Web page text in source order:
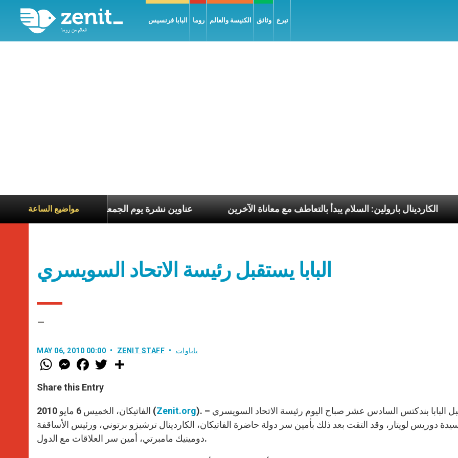
البابا فرنسيس روما الكنيسة والعالم وثائق تبرع
مواضيع الساعةعناوين نشرة يوم الجمعة 7 آب 2026: السلام يُبنى بصبر يومًا بعد يوم الكاردينال بارولين: السلام يبدأ بالتعاطف مع معاناة الآخرين
البابا يستقبل رئيسة الاتحاد السويسري
–
MAY 06, 2010 00:00 ZENIT STAFF باباوات
W
h
t
s
p
p
M
e
s
e
g
e
r
F
a
e
b
o
k
w
r
Share this Entry
الفاتيكان، الخميس 6 مايو 2010 (Zenit.org). – استقبل البابا بندكتس السادس عشر صباح اليوم رئيسة الاتحاد السويسري
دوريس لويتار، وقد التقت بعد ذلك بأمين سر دولة حاضرة الفاتيكان، الكاردينال ترشيزو برتوني، ورئيس الأساقفة
دومينيك مامبرتي، أمين سر العلاقات مع الدول.